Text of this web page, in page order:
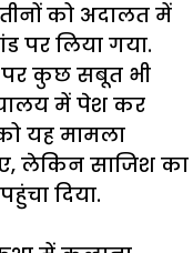
को अदालत में
पर लिया गया.
पर कुछ सबूत भी
में पेश कर
यह मामला
लेकिन साजिश का
दिया.